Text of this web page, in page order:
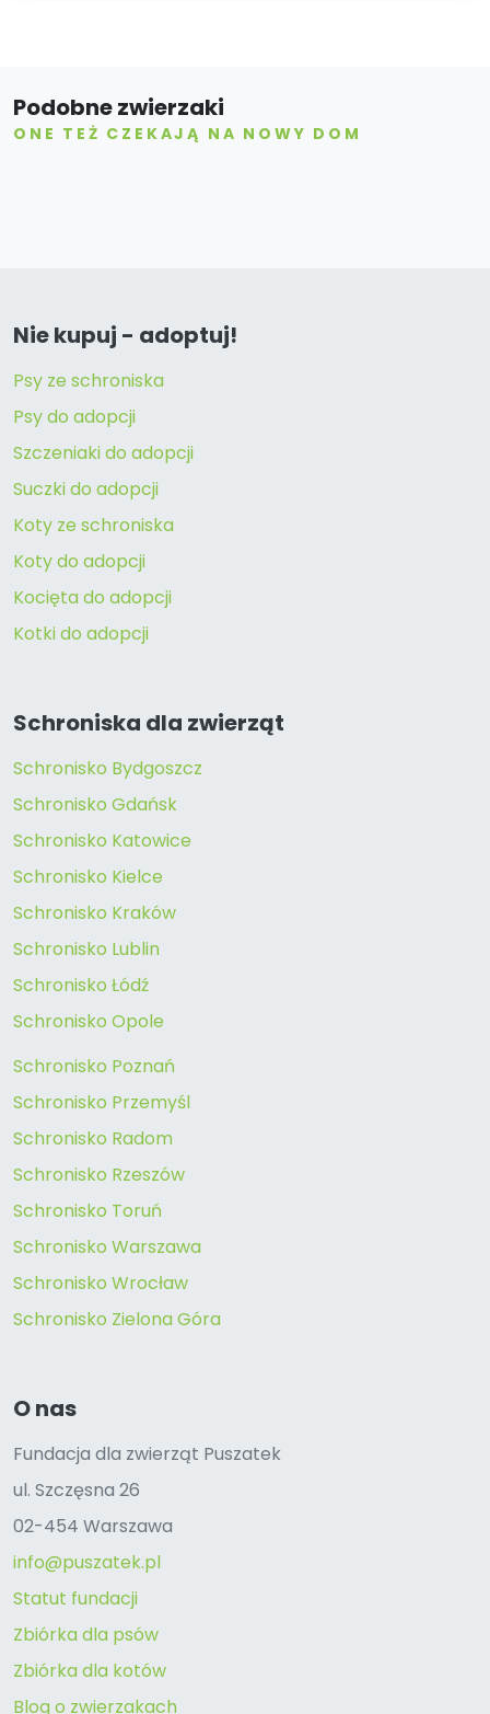
Podobne zwierzaki
ONE TEŻ CZEKAJĄ NA NOWY DOM
Nie kupuj - adoptuj!
Psy ze schroniska
Psy do adopcji
Szczeniaki do adopcji
Suczki do adopcji
Koty ze schroniska
Koty do adopcji
Kocięta do adopcji
Kotki do adopcji
Schroniska dla zwierząt
Schronisko Bydgoszcz
Schronisko Gdańsk
Schronisko Katowice
Schronisko Kielce
Schronisko Kraków
Schronisko Lublin
Schronisko Łódź
Schronisko Opole
Schronisko Poznań
Schronisko Przemyśl
Schronisko Radom
Schronisko Rzeszów
Schronisko Toruń
Schronisko Warszawa
Schronisko Wrocław
Schronisko Zielona Góra
O nas
Fundacja dla zwierząt Puszatek
ul. Szczęsna 26
02-454 Warszawa
info@puszatek.pl
Statut fundacji
Zbiórka dla psów
Zbiórka dla kotów
Blog o zwierzakach